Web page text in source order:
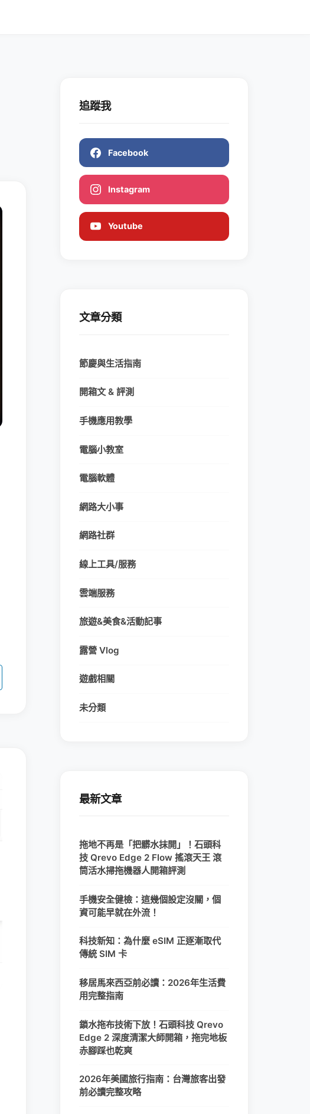
追蹤我
Facebook
Instagram
Youtube
文章分類
節慶與生活指南
開箱文 & 評測
手機應用教學
電腦小教室
電腦軟體
網路大小事
網路社群
線上工具/服務
雲端服務
旅遊&美食&活動記事
露營 Vlog
遊戲相關
未分類
最新文章
拖地不再是「把髒水抹開」！石頭科
技 Qrevo Edge 2 Flow 搖滾天王 滾
筒活水掃拖機器人開箱評測
手機安全健檢：這幾個設定沒關，個
資可能早就在外流！
科技新知：為什麼 eSIM 正逐漸取代
傳統 SIM 卡
移居馬來西亞前必讀：2026年生活費
用完整指南
鎖水拖布技術下放！石頭科技 Qrevo
Edge 2 深度清潔大師開箱，拖完地板
赤腳踩也乾爽
2026年美國旅行指南：台灣旅客出發
前必讀完整攻略